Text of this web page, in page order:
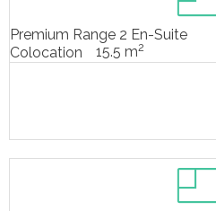
Premium Range 2 En-Suite
Colocation
15.5 m2